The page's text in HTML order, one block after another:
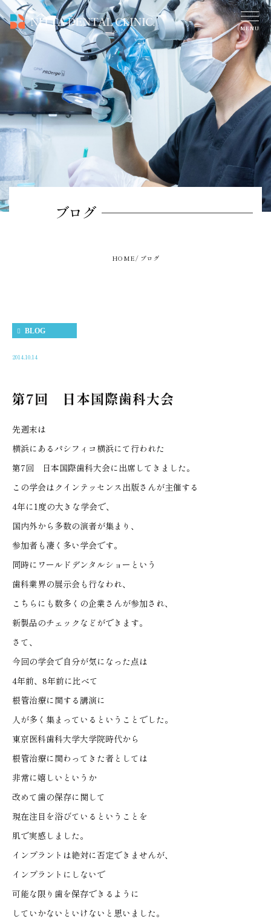
ブログ
HOME ブログ
BLOG
2014.10.14
第7回 日本国際歯科大会
先週末は
横浜にあるパシフィコ横浜にて行われた
第7回 日本国際歯科大会に出席してきました。
この学会はクインテッセンス出版さんが主催する
4年に1度の大きな学会で、
国内外から多数の演者が集まり、
参加者も凄く多い学会です。
同時にワールドデンタルショーという
歯科業界の展示会も行なわれ、
こちらにも数多くの企業さんが参加され、
新製品のチェックなどができます。
さて、
今回の学会で自分が気になった点は
4年前、8年前に比べて
根管治療に関する講演に
人が多く集まっているということでした。
東京医科歯科大学大学院時代から
根管治療に関わってきた者としては
非常に嬉しいというか
改めて歯の保存に関して
現在注目を浴びているということを
肌で実感しました。
インプラントは絶対に否定できませんが、
インプラントにしないで
可能な限り歯を保存できるように
していかないといけないと思いました。